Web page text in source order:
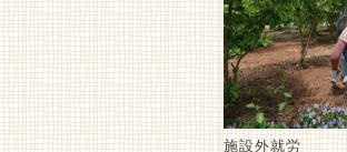
施設外就労